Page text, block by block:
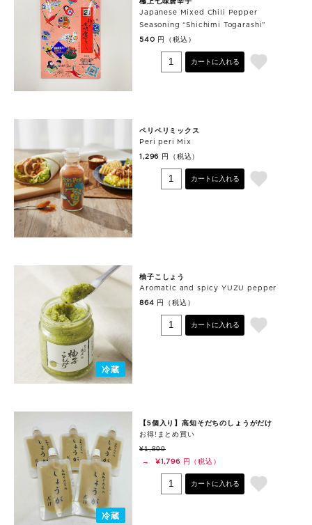
Japanese Mixed Chili Pepper
Seasoning “Shichimi Togarashi”
540 円（税込）
カートに入れる
ペリペリミックス
Peri peri Mix
1,296 円（税込）
カートに入れる
冷蔵
柚子こしょう
Aromatic and spicy YUZU pepper
864 円（税込）
カートに入れる
冷蔵
【5個入り】高知そだちのしょうがだけ
お得!まとめ買い
¥1,890
→
¥1,796 円（税込）
カートに入れる